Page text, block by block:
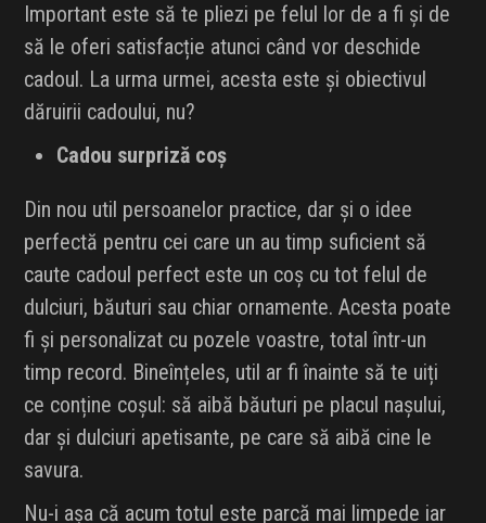
Important este să te pliezi pe felul lor de a fi și de
să le oferi satisfacție atunci când vor deschide
cadoul. La urma urmei, acesta este și obiectivul
dăruirii cadoului, nu?
Cadou surpriză coș
Din nou util persoanelor practice, dar și o idee
perfectă pentru cei care un au timp suficient să
caute cadoul perfect este un coș cu tot felul de
dulciuri, băuturi sau chiar ornamente. Acesta poate
fi și personalizat cu pozele voastre, total într-un
timp record. Bineînțeles, util ar fi înainte să te uiți
ce conține coșul: să aibă băuturi pe placul nașului,
dar și dulciuri apetisante, pe care să aibă cine le
savura.
Nu-i așa că acum totul este parcă mai limpede iar